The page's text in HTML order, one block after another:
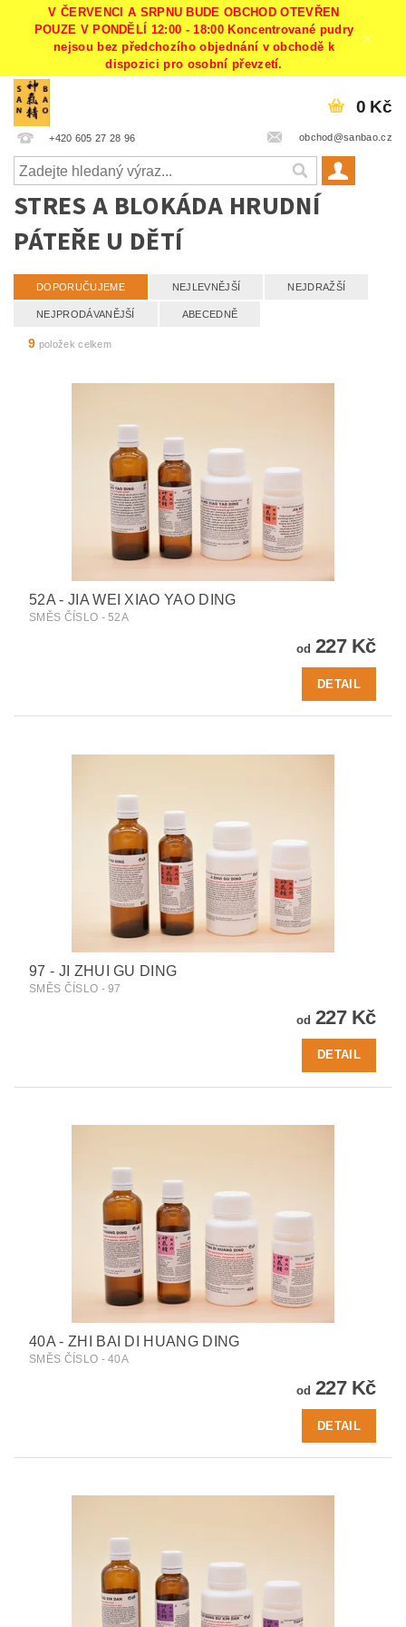
V ČERVENCI A SRPNU BUDE OBCHOD OTEVŘEN
POUZE V PONDĚLÍ 12:00 - 18:00 Koncentrované pudry
nejsou bez předchozího objednání v obchodě k
dispozici pro osobní převzetí.
+420 605 27 28 96 obchod@sanbao.cz
0 Kč
STRES A BLOKÁDA HRUDNÍ
PÁTEŘE U DĚTÍ
DOPORUČUJEME NEJLEVNĚJŠÍ NEJDRAŽŠÍ
NEJPRODÁVANĚJŠÍ ABECEDNĚ
9 položek celkem
52A - JIA WEI XIAO YAO DING
SMĚS ČÍSLO - 52A
od 227 Kč
DETAIL
97 - JI ZHUI GU DING
SMĚS ČÍSLO - 97
od 227 Kč
DETAIL
40A - ZHI BAI DI HUANG DING
SMĚS ČÍSLO - 40A
od 227 Kč
DETAIL